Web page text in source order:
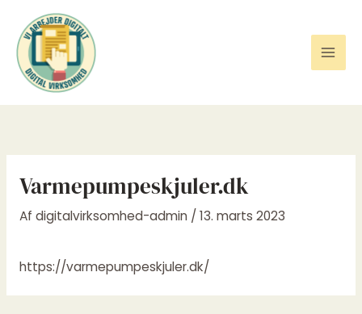
indholdet
Varmepumpeskjuler.dk
Af digitalvirksomhed-admin / 13. marts 2023
https://varmepumpeskjuler.dk/